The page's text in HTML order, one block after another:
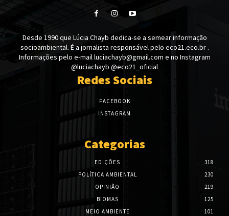
Desde 1990 que Lúcia Chayb dedica-se a semear informação
socioambiental. É a jornalista responsável pelo eco21.eco.br .
Informações pelo e-mail luciachayb@gmail.com e no Instagram
@luciachayb @eco21_oficial
Redes Sociais
FACEBOOK
INSTAGRAM
Categorias
EDIÇÕES
318
POLÍTICA AMBIENTAL
230
OPINIÃO
219
BIOMAS
125
MEIO AMBIENTE
101